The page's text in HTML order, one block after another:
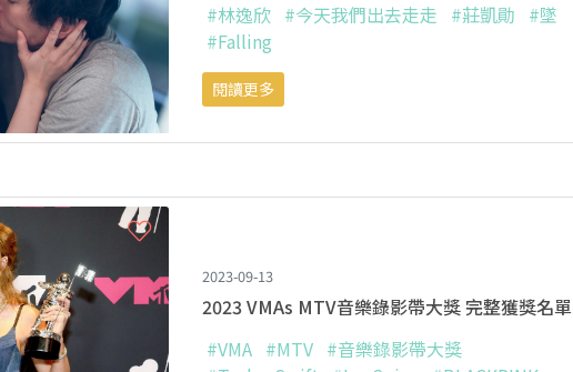
#林逸欣 #今天我們出去走走 #莊凱勛 #墜
#Falling
閱讀更多
2023-09-13
2023 VMAs MTV音樂錄影帶大獎 完整獲獎名單
#VMA #MTV #音樂錄影帶大獎